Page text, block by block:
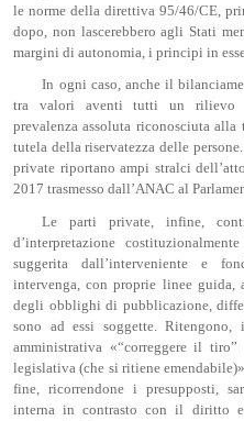
le norme della direttiva 95/46/CE,
dopo, non lascerebbero agli Stati
margini di autonomia, i principi in
In ogni caso, anche il
tra valori aventi tutti un rilievo
prevalenza assoluta riconosciuta
tutela della riservatezza delle
private riportano ampi stralci
2017 trasmesso dall’ANAC al
Le parti private, infine,
d’interpretazione
suggerita dall’interveniente e
intervenga, con proprie linee guida,
degli obblighi di pubblicazione,
sono ad essi soggette.
amministrativa «“correggere il
legislativa (che si ritiene
fine, ricorrendone i presupposti,
interna in contrasto con il diritto